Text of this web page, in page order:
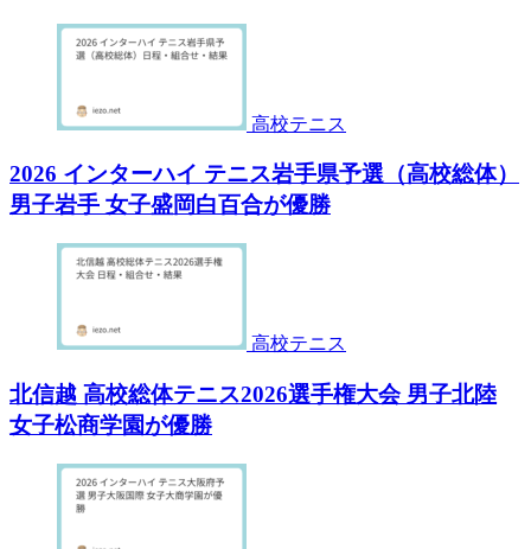
高校テニス
2026 インターハイ テニス岩手県予選（高校総体）
男子岩手 女子盛岡白百合が優勝
高校テニス
北信越 高校総体テニス2026選手権大会 男子北陸
女子松商学園が優勝